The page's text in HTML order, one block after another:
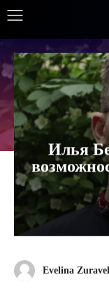
Илья
Evelina Zuravel